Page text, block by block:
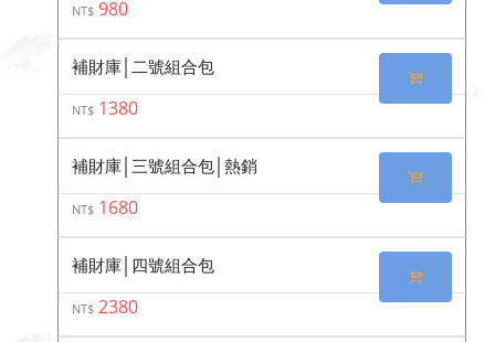
NT$ 980
補財庫│二號組合包
NT$ 1380
補財庫│三號組合包│熱銷
NT$ 1680
補財庫│四號組合包
NT$ 2380